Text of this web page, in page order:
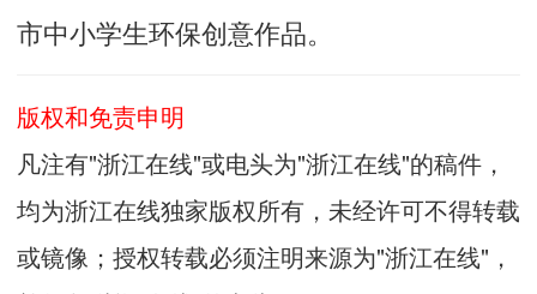
市中小学生环保创意作品。
版权和免责申明
凡注有"浙江在线"或电头为"浙江在线"的稿件，
均为浙江在线独家版权所有，未经许可不得转载
或镜像；授权转载必须注明来源为"浙江在线"，